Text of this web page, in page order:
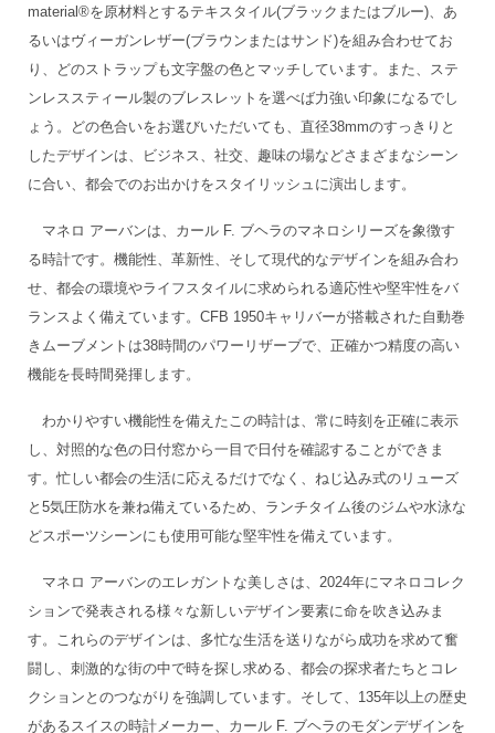
material®を原材料とするテキスタイル(ブラックまたはブルー)、あ
るいはヴィーガンレザー(ブラウンまたはサンド)を組み合わせてお
り、どのストラップも文字盤の色とマッチしています。また、ステ
ンレススティール製のブレスレットを選べば力強い印象になるでし
ょう。どの色合いをお選びいただいても、直径38mmのすっきりと
したデザインは、ビジネス、社交、趣味の場などさまざまなシーン
に合い、都会でのお出かけをスタイリッシュに演出します。
マネロ アーバンは、カール F. ブヘラのマネロシリーズを象徴す
る時計です。機能性、革新性、そして現代的なデザインを組み合わ
せ、都会の環境やライフスタイルに求められる適応性や堅牢性をバ
ランスよく備えています。CFB 1950キャリバーが搭載された自動巻
きムーブメントは38時間のパワーリザーブで、正確かつ精度の高い
機能を長時間発揮します。
わかりやすい機能性を備えたこの時計は、常に時刻を正確に表示
し、対照的な色の日付窓から一目で日付を確認することができま
す。忙しい都会の生活に応えるだけでなく、ねじ込み式のリューズ
と5気圧防水を兼ね備えているため、ランチタイム後のジムや水泳な
どスポーツシーンにも使用可能な堅牢性を備えています。
マネロ アーバンのエレガントな美しさは、2024年にマネロコレク
ションで発表される様々な新しいデザイン要素に命を吹き込みま
す。これらのデザインは、多忙な生活を送りながら成功を求めて奮
闘し、刺激的な街の中で時を探し求める、都会の探求者たちとコレ
クションとのつながりを強調しています。そして、135年以上の歴史
があるスイスの時計メーカー、カール F. ブヘラのモダンデザインを